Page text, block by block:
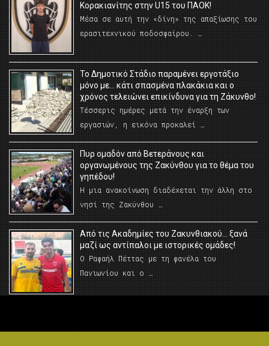
Κορακιανίτης στην U15 του ΠΑΟΚ!
Μέσα σε αυτή την «δίνη» της απαξίωσης του
ερασιτεχνικού ποδοσφαίρου. …
Το Δημοτικό Στάδιο παραμένει εργοτάξιο
μόνο με… κάτι σπασμένα πλακάκια και ο
χρόνος τελειώνει επικίνδυνα για τη Ζάκυνθο!
Τέσσερις ημέρες μετά την έναρξη των
εργασιών, η εικόνα προκαλεί …
Πυρ ομαδόν από Βετεράνους και
οργανωμένους της Ζακύνθου για το θέμα του
γηπέδου!
Η μια ανακοίνωση διαδέχεται την άλλη στο
νησί της Ζακύνθου …
Από τις Ακαδημίες του Ζακυνθιακού… ξανά
μαζί ως αντίπαλοι με ιστορικές ομάδες!
Ο Ραφαήλ Πέττας με τη φανέλα του
Πανιωνίου και ο …